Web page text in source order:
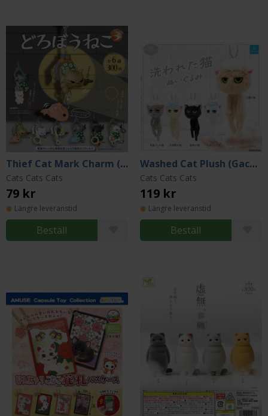
Thief Cat Mark Charm (Gacha)
Cats Cats Cats
79 kr
Längre leveranstid
Beställ
Washed Cat Plush (Gacha)
Cats Cats Cats
119 kr
Längre leveranstid
Beställ